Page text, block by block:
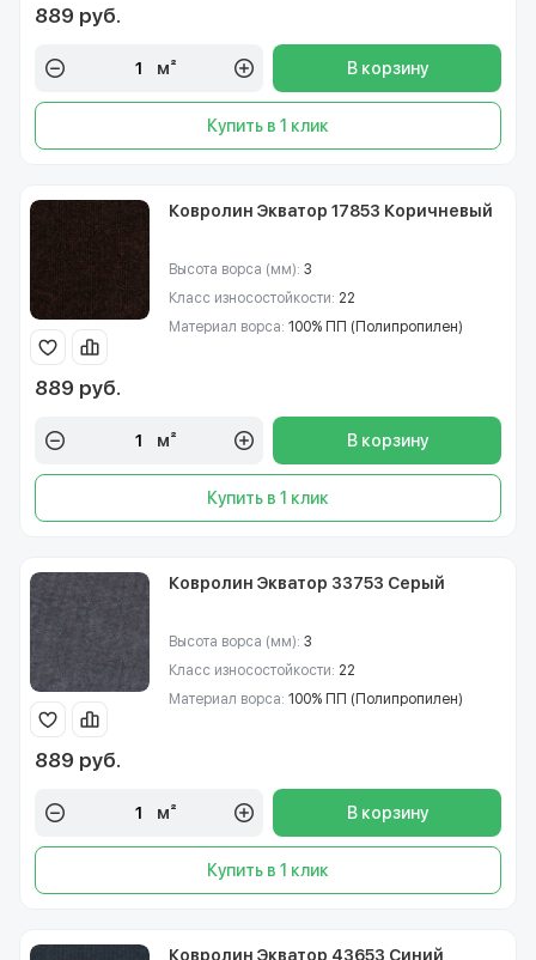
889 руб.
м² В корзину
Купить в 1 клик
Ковролин Экватор 17853 Коричневый
Высота ворса (мм): 3
Класс износостойкости: 22
Материал ворса: 100% ПП (Полипропилен)
889 руб.
м² В корзину
Купить в 1 клик
Ковролин Экватор 33753 Серый
Высота ворса (мм): 3
Класс износостойкости: 22
Материал ворса: 100% ПП (Полипропилен)
889 руб.
м² В корзину
Купить в 1 клик
Ковролин Экватор 43653 Синий